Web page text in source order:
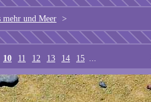
mehr und Meer >
10 11 12 13 14 15